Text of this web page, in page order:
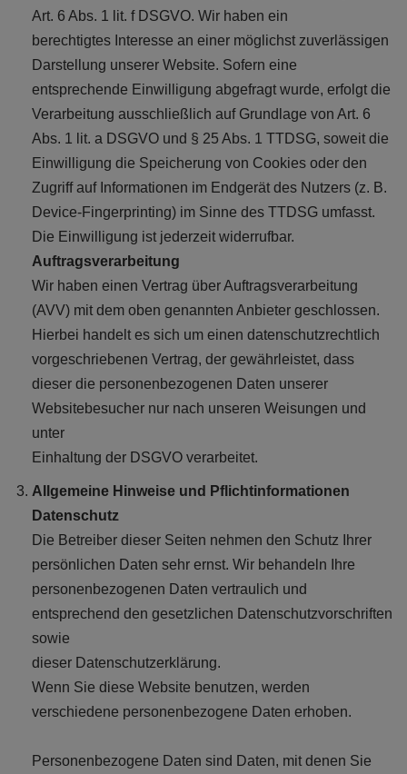
Art. 6 Abs. 1 lit. f DSGVO. Wir haben ein
berechtigtes Interesse an einer möglichst zuverlässigen
Darstellung unserer Website. Sofern eine
entsprechende Einwilligung abgefragt wurde, erfolgt die
Verarbeitung ausschließlich auf Grundlage von Art. 6
Abs. 1 lit. a DSGVO und § 25 Abs. 1 TTDSG, soweit die
Einwilligung die Speicherung von Cookies oder den
Zugriff auf Informationen im Endgerät des Nutzers (z. B.
Device-Fingerprinting) im Sinne des TTDSG umfasst.
Die Einwilligung ist jederzeit widerrufbar.
Auftragsverarbeitung
Wir haben einen Vertrag über Auftragsverarbeitung
(AVV) mit dem oben genannten Anbieter geschlossen.
Hierbei handelt es sich um einen datenschutzrechtlich
vorgeschriebenen Vertrag, der gewährleistet, dass
dieser die personenbezogenen Daten unserer
Websitebesucher nur nach unseren Weisungen und
unter
Einhaltung der DSGVO verarbeitet.
Allgemeine Hinweise und Pflichtinformationen
Datenschutz
Die Betreiber dieser Seiten nehmen den Schutz Ihrer
persönlichen Daten sehr ernst. Wir behandeln Ihre
personenbezogenen Daten vertraulich und
entsprechend den gesetzlichen Datenschutzvorschriften
sowie
dieser Datenschutzerklärung.
Wenn Sie diese Website benutzen, werden
verschiedene personenbezogene Daten erhoben.
Personenbezogene Daten sind Daten, mit denen Sie